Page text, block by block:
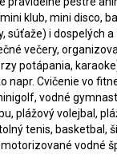
klub, mini disco,
súťaže) i dospelých
večery,
potápania,
napr. Cvičenie vo
vodné
plážový volejbal,
tenis, basketbal,
vodné